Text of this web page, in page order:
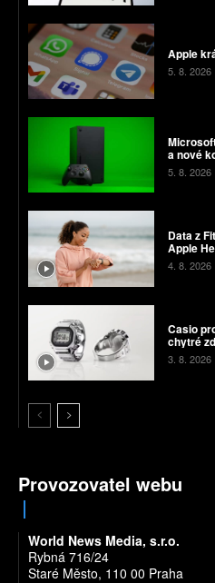
Apple
5. 8. 2026
a nové
5. 8. 2026
Data z
Apple
4. 8. 2026
Casio
chytré
3. 8. 2026
Provozovatel webu
World News Media, s.r.o.
Rybná 716/24
Staré Město, 110 00 Praha